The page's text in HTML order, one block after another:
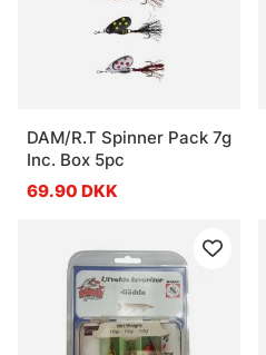
DAM/R.T Spinner Pack 7g
Inc. Box 5pc
69.90 DKK